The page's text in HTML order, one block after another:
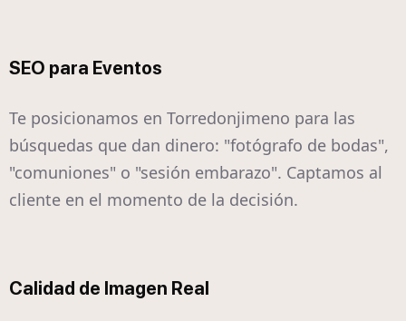
SEO para Eventos
Te posicionamos en Torredonjimeno para las
búsquedas que dan dinero: "fotógrafo de bodas",
"comuniones" o "sesión embarazo". Captamos al
cliente en el momento de la decisión.
Calidad de Imagen Real